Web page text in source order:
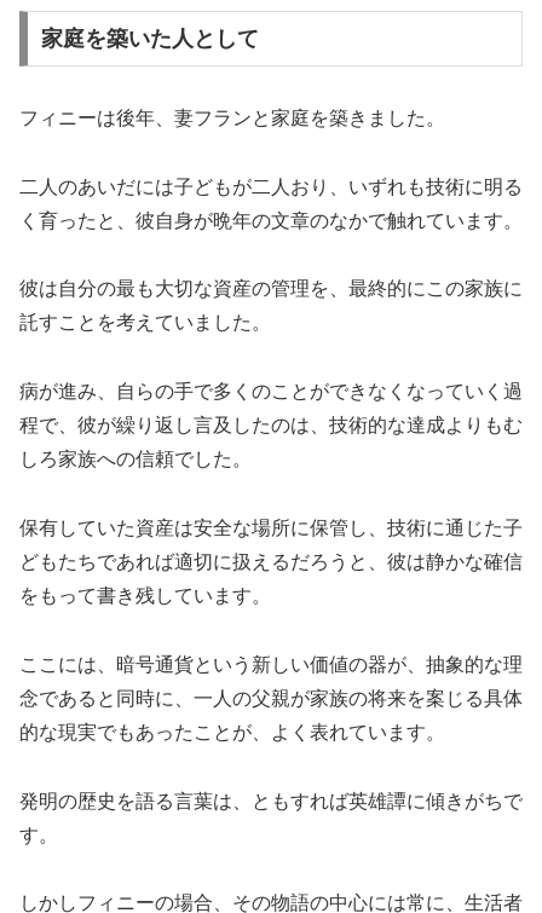
家庭を築いた人として
フィニーは後年、妻フランと家庭を築きました。
二人のあいだには子どもが二人おり、いずれも技術に明る
く育ったと、彼自身が晩年の文章のなかで触れています。
彼は自分の最も大切な資産の管理を、最終的にこの家族に
託すことを考えていました。
病が進み、自らの手で多くのことができなくなっていく過
程で、彼が繰り返し言及したのは、技術的な達成よりもむ
しろ家族への信頼でした。
保有していた資産は安全な場所に保管し、技術に通じた子
どもたちであれば適切に扱えるだろうと、彼は静かな確信
をもって書き残しています。
ここには、暗号通貨という新しい価値の器が、抽象的な理
念であると同時に、一人の父親が家族の将来を案じる具体
的な現実でもあったことが、よく表れています。
発明の歴史を語る言葉は、ともすれば英雄譚に傾きがちで
す。
しかしフィニーの場合、その物語の中心には常に、生活者